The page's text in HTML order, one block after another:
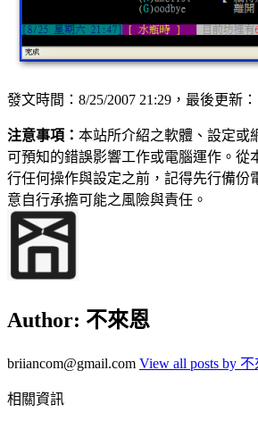
發文時間：8/25/2007 21:29，最後更新：
注意事項： 本站所介紹之軟體、設定或
可預知的錯誤影響工作或電腦運作。
行任何操作與設定之前，記得先行備
意自行承擔可能之風險與責任。
Author: 不來恩
briiancom@gmail.com View all posts by
相關資訊